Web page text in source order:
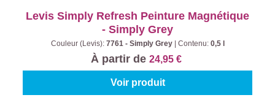
Levis Simply Refresh Peinture Magnétique
- Simply Grey
Couleur (Levis): 7761 - Simply Grey Contenu: 0,5 l
À partir de 24,95 €
Voir produit